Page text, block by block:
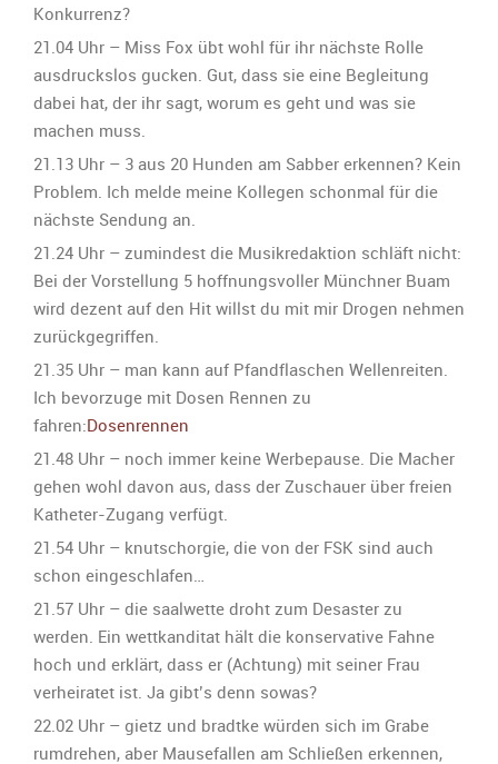
Konkurrenz?
21.04 Uhr – Miss Fox übt wohl für ihr nächste Rolle
ausdruckslos gucken. Gut, dass sie eine Begleitung
dabei hat, der ihr sagt, worum es geht und was sie
machen muss.
21.13 Uhr – 3 aus 20 Hunden am Sabber erkennen? Kein
Problem. Ich melde meine Kollegen schonmal für die
nächste Sendung an.
21.24 Uhr – zumindest die Musikredaktion schläft nicht:
Bei der Vorstellung 5 hoffnungsvoller Münchner Buam
wird dezent auf den Hit willst du mit mir Drogen nehmen
zurückgegriffen.
21.35 Uhr – man kann auf Pfandflaschen Wellenreiten.
Ich bevorzuge mit Dosen Rennen zu
fahren:Dosenrennen
21.48 Uhr – noch immer keine Werbepause. Die Macher
gehen wohl davon aus, dass der Zuschauer über freien
Katheter-Zugang verfügt.
21.54 Uhr – knutschorgie, die von der FSK sind auch
schon eingeschlafen…
21.57 Uhr – die saalwette droht zum Desaster zu
werden. Ein wettkanditat hält die konservative Fahne
hoch und erklärt, dass er (Achtung) mit seiner Frau
verheiratet ist. Ja gibt’s denn sowas?
22.02 Uhr – gietz und bradtke würden sich im Grabe
rumdrehen, aber Mausefallen am Schließen erkennen,